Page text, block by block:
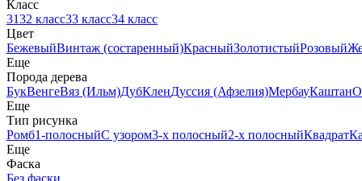
Класс
3132 класс33 класс34 класс
Цвет
БежевыйВинтаж (состаренный)КрасныйЗолотистыйРозовый
Еще
Порода дерева
БукВенгеВяз (Ильм)ДубКленДуссия (Афзелия)МербауКаштан
Еще
Тип рисунка
Ромб1-полосныйС узором3-х полосный2-х полосныйКвадрат
Еще
Фаска
Без фаски